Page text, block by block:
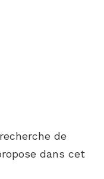
de
dans cet